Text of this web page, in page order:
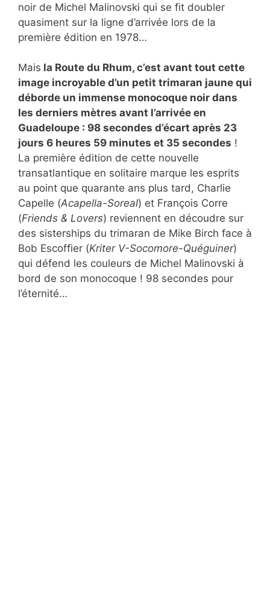
noir de Michel Malinovski qui se fit doubler
quasiment sur la ligne d’arrivée lors de la
première édition en 1978…
Mais la Route du Rhum, c’est avant tout cette
image incroyable d’un petit trimaran jaune qui
déborde un immense monocoque noir dans
les derniers mètres avant l’arrivée en
Guadeloupe : 98 secondes d’écart après 23
jours 6 heures 59 minutes et 35 secondes !
La première édition de cette nouvelle
transatlantique en solitaire marque les esprits
au point que quarante ans plus tard, Charlie
Capelle (Acapella-Soreal) et François Corre
(Friends & Lovers) reviennent en découdre sur
des sisterships du trimaran de Mike Birch face à
Bob Escoffier (Kriter V-Socomore-Quéguiner)
qui défend les couleurs de Michel Malinovski à
bord de son monocoque ! 98 secondes pour
l’éternité…